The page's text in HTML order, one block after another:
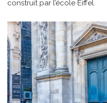
construit par l’école Eiffel.